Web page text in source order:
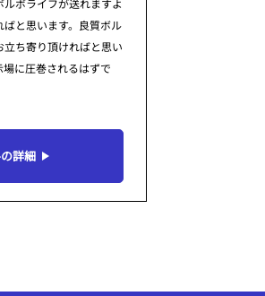
と思います。良質ボル
ち寄り頂ければと思い
に圧巻されるはずで
詳細